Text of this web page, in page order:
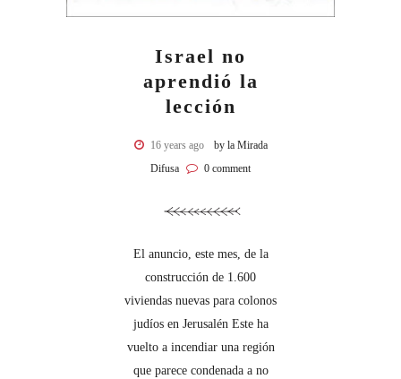
Israel no
aprendió la
lección
16 years ago
by la Mirada
Difusa
0 comment
El anuncio, este mes, de la
construcción de 1.600
viviendas nuevas para colonos
judíos en Jerusalén Este ha
vuelto a incendiar una región
que parece condenada a no